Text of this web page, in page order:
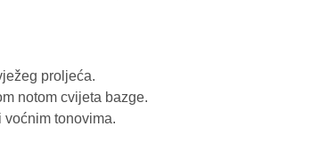
proljeća.
notom cvijeta bazge.
voćnim tonovima.